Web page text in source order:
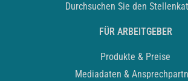
Durchsuchen Sie den
FÜR ARBEITGEBER
Produkte & Preise
Mediadaten &